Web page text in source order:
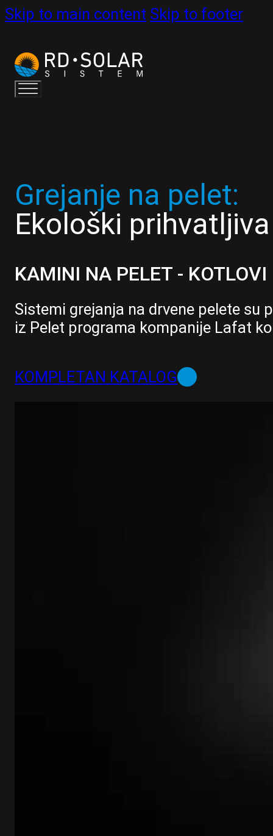
Skip to main content Skip to footer
Grejanje na pelet:
Ekološki
KAMINI NA PELET -
Sistemi grejanja na drvene pelete su
iz Pelet programa kompanije Lafat
KOMPLETAN KATALOG